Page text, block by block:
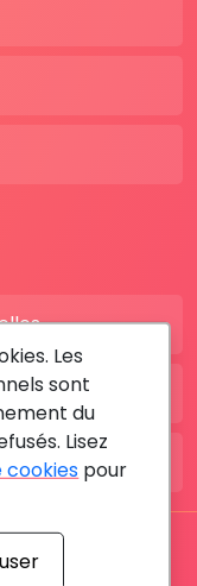
MÉDICAL By
Les
sont
du
Lisez
cookies pour